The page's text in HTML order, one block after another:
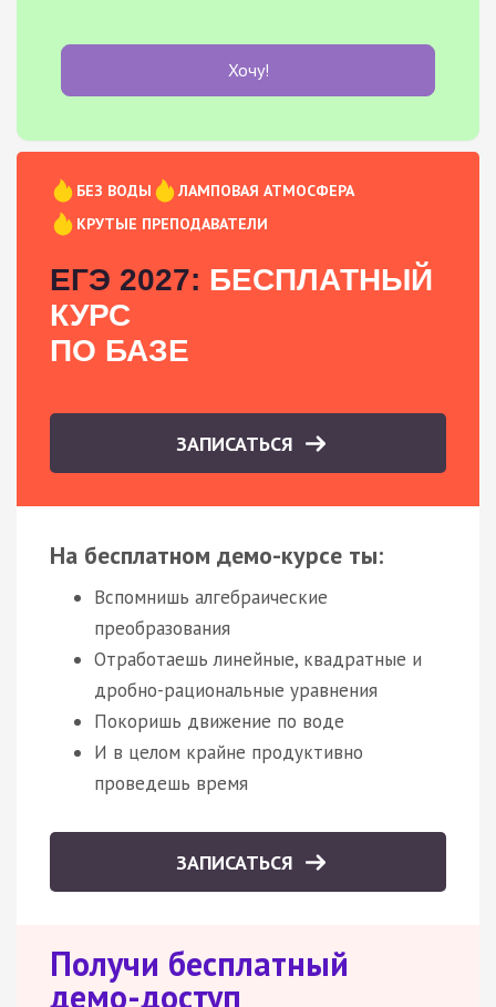
Хочу!
БЕЗ ВОДЫ
ЛАМПОВАЯ АТМОСФЕРА
КРУТЫЕ ПРЕПОДАВАТЕЛИ
ЕГЭ 2027: БЕСПЛАТНЫЙ
КУРС
ПО БАЗЕ
ЗАПИСАТЬСЯ
На бесплатном демо-курсе ты:
Вспомнишь алгебраические
преобразования
Отработаешь линейные, квадратные и
дробно-рациональные уравнения
Покоришь движение по воде
И в целом крайне продуктивно
проведешь время
ЗАПИСАТЬСЯ
Получи бесплатный
демо-доступ